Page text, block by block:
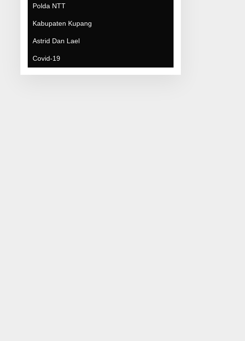
Covid-19